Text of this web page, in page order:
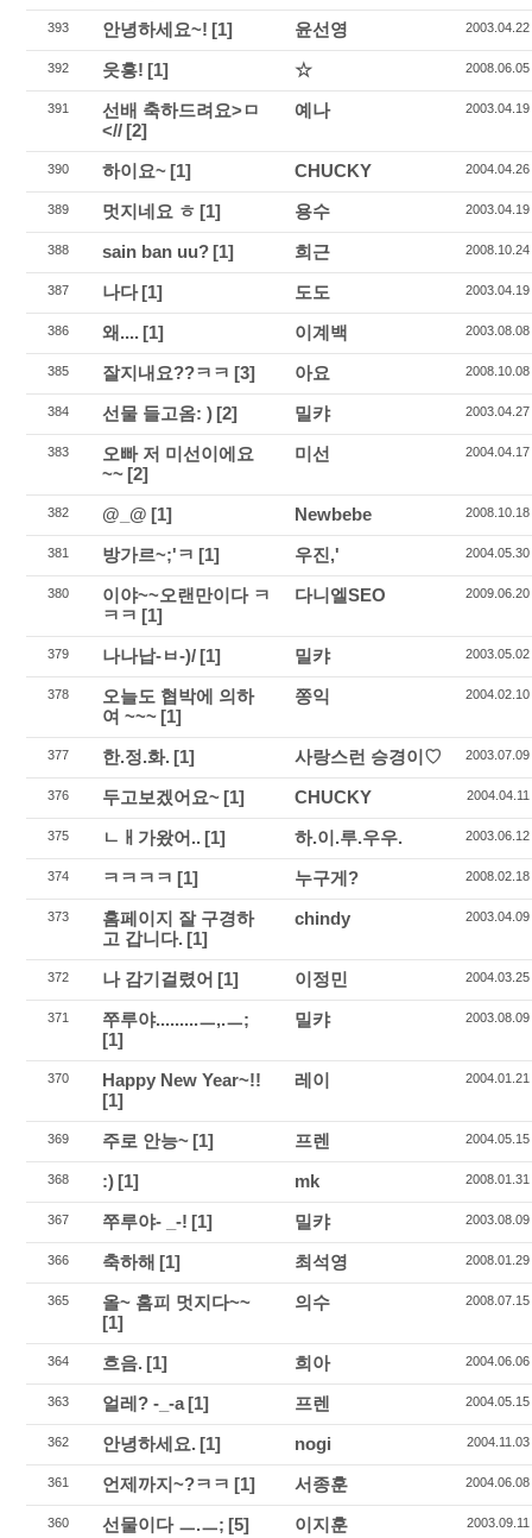
393 안녕하세요~! [1] 윤선영 2003.04.22
392 읏흥! [1] ☆ 2008.06.05
391
선배 축하드려요>ㅁ
<// [2]
예나 2003.04.19
390 하이요~ [1] CHUCKY 2004.04.26
389 멋지네요 ㅎ [1] 용수 2003.04.19
388 sain ban uu? [1] 희근 2008.10.24
387 나다[1] 도도 2003.04.19
386 왜.... [1] 이계백 2003.08.08
385 잘지내요??ㅋㅋ [3] 아요 2008.10.08
384 선물 들고옴: ) [2] 밀캬 2003.04.27
383
오빠 저 미선이에요
~~ [2]
미선 2004.04.17
382 @_@ [1] Newbebe 2008.10.18
381 방가르~;'ㅋ [1] 우진,' 2004.05.30
380
이야~~오랜만이다 ㅋ
ㅋㅋ [1]
다니엘SEO 2009.06.20
379 나나납-ㅂ-)/ [1] 밀캬 2003.05.02
378
오늘도 협박에 의하
여 ~~~ [1]
쫑익 2004.02.10
377 한.정.화. [1] 사랑스런 승경이♡ 2003.07.09
376 두고보겠어요~ [1] CHUCKY 2004.04.11
375 ㄴㅐ가왔어.. [1] 하.이.루.우우. 2003.06.12
374 ㅋㅋㅋㅋ [1] 누구게? 2008.02.18
373
홈페이지 잘 구경하
고 갑니다. [1]
chindy 2003.04.09
372 나 감기걸렸어 [1] 이정민 2004.03.25
371
쭈루야.........ㅡ,.ㅡ;
[1]
밀캬 2003.08.09
370
Happy New Year~!!
[1]
레이 2004.01.21
369 주로 안능~ [1] 프렌 2004.05.15
368 :) [1] mk 2008.01.31
367 쭈루야- _-! [1] 밀캬 2003.08.09
366 축하해 [1] 최석영 2008.01.29
365
올~ 홈피 멋지다~~
[1]
의수 2008.07.15
364 흐음. [1] 희아 2004.06.06
363 얼레? -_-a[1] 프렌 2004.05.15
362 안녕하세요. [1] nogi 2004.11.03
361 언제까지~?ㅋㅋ [1] 서종훈 2004.06.08
360 선물이다 ㅡ.ㅡ; [5] 이지훈 2003.09.11